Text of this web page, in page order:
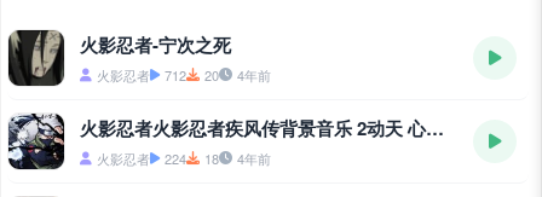
火影忍者-宁次之死
火影忍者 712 20 4年前
火影忍者火影忍者疾风传背景音乐 2动天 心灵流沙
火影忍者 224 18 4年前